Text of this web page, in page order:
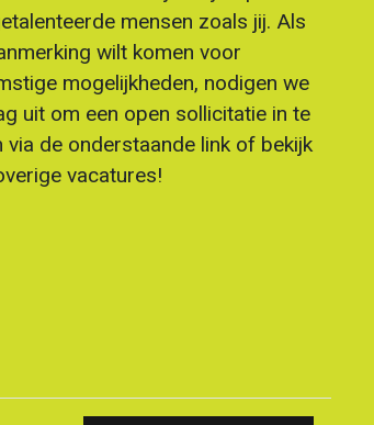
waar kwaliteit, ontwikkeling
krijg je veel ruimte om
en kennis delen. Door de
en bouw je ervaring op in
van verantwoordelijkheid en
betrouwbaarheid en duurzame
of diploma’s en richten ons op
Met aandacht voor
aanpak helpen we mensen
een praktische werkwijze blijven
mensen zoals jij. Als
wilt komen voor
mogelijkheden, nodigen we
uit om een open sollicitatie in te
via de onderstaande link of bekijk
vacatures!